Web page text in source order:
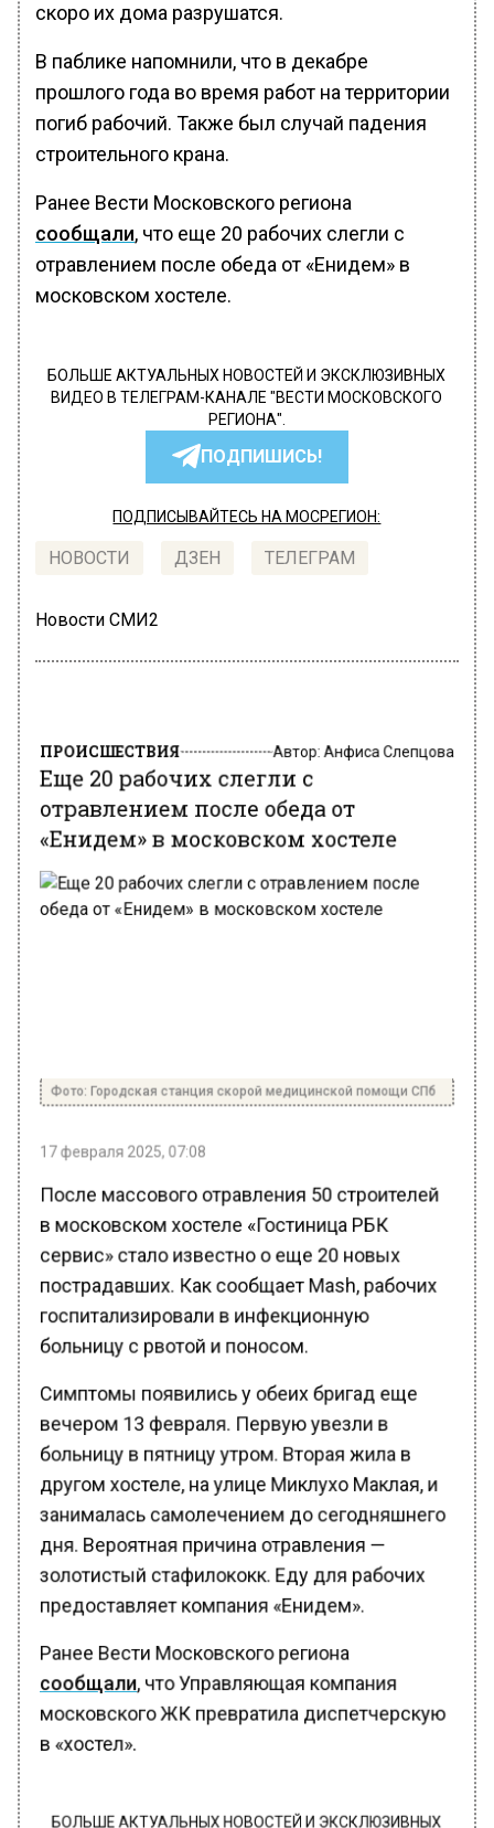
скоро их дома разрушатся.
В паблике напомнили, что в декабре
прошлого года во время работ на территории
погиб рабочий. Также был случай падения
строительного крана.
Ранее Вести Московского региона
сообщали, что еще 20 рабочих слегли с
отравлением после обеда от «Енидем» в
московском хостеле.
БОЛЬШЕ АКТУАЛЬНЫХ НОВОСТЕЙ И ЭКСКЛЮЗИВНЫХ
ВИДЕО В ТЕЛЕГРАМ-КАНАЛЕ "ВЕСТИ МОСКОВСКОГО
РЕГИОНА".
ПОДПИШИСЬ!
ПОДПИСЫВАЙТЕСЬ НА МОСРЕГИОН:
НОВОСТИ ДЗЕН ТЕЛЕГРАМ
Новости СМИ2
Еще 20 рабочих слегли с
отравлением после обеда от
«Енидем» в московском хостеле
Фото: Городская станция скорой медицинской помощи СПб
17 февраля 2025, 07:08
После массового отравления 50 строителей
в московском хостеле «Гостиница РБК
сервис» стало известно о еще 20 новых
пострадавших. Как сообщает Mash, рабочих
госпитализировали в инфекционную
больницу с рвотой и поносом.
Симптомы появились у обеих бригад еще
вечером 13 февраля. Первую увезли в
больницу в пятницу утром. Вторая жила в
другом хостеле, на улице Миклухо Маклая, и
занималась самолечением до сегодняшнего
дня. Вероятная причина отравления —
золотистый стафилококк. Еду для рабочих
предоставляет компания «Енидем».
Ранее Вести Московского региона
сообщали, что Управляющая компания
московского ЖК превратила диспетчерскую
в «хостел».